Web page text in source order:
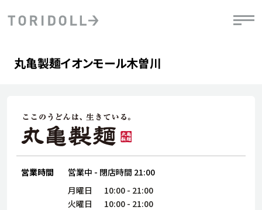
会社情報
PRニュース
中長期経営計画
デジタルトランス
フォーメーション戦略
DXビジョン2028
ライブラリ
粟田社長が語る
トリドールのサステナビリティ
ステークホルダーとの
丸亀製麺イオンモール木曽川
営業時間 営業中 - 閉店時間 21:00
月曜日 10:00 - 21:00
火曜日
10:00 - 21:00